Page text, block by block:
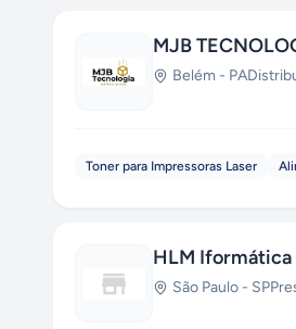
MJB
Belém - PA
Toner para Impressoras Laser
HLM Iformática
São Paulo - SP